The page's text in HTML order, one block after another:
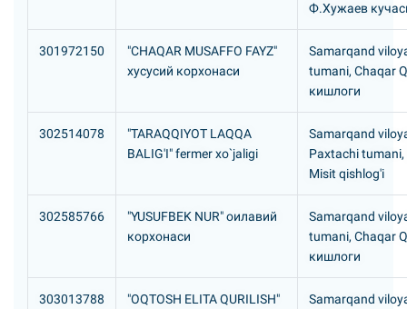
Ф.Хужаев
301972150
"CHAQAR MUSAFFO FAYZ"
хусусий корхонаси
Samarqand
tumani, Chaqar
кишлоги
302514078
"TARAQQIYOT LAQQA
BALIG'I" fermer xo`jaligi
Samarqand
Paxtachi tumani,
Misit qishlog'i
302585766
"YUSUFBEK NUR" оилавий
корхонаси
Samarqand
tumani, Chaqar
кишлоги
303013788 "OQTOSH ELITA QURILISH" Samarqand